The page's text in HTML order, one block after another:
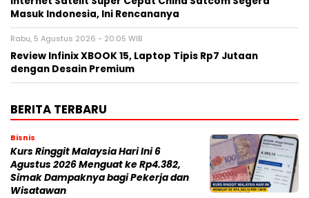
Masuk Indonesia, Ini Rencananya
Rabu, 5 Agustus 2026 - 20:05 WIB
Review Infinix XBOOK 15, Laptop Tipis Rp7 Jutaan
dengan Desain Premium
BERITA TERBARU
Bisnis
Kurs Ringgit Malaysia Hari Ini 6
Agustus 2026 Menguat ke Rp4.382,
Simak Dampaknya bagi Pekerja dan
Wisatawan